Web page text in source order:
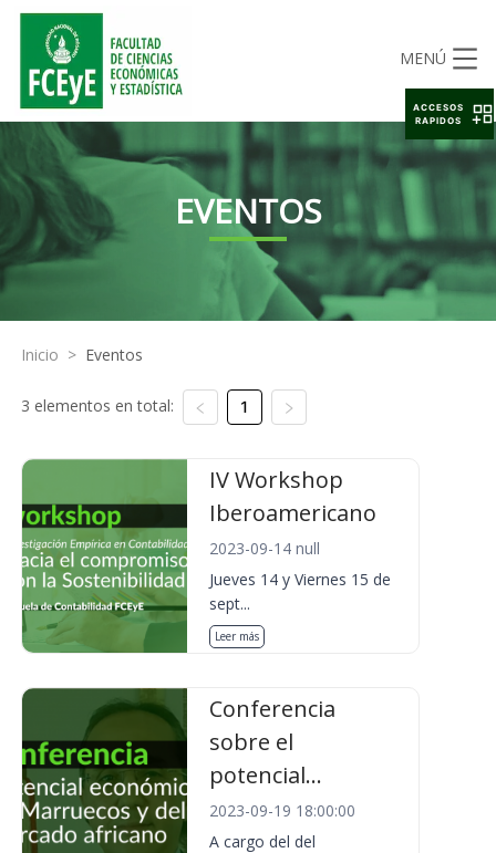
MENÚ
EVENTOS
Inicio > Eventos
3 elementos en total: 1
IV Workshop
Iberoamericano
2023-09-14 null
Jueves 14 y Viernes 15 de
sept...
Leer más
Conferencia
sobre el
potencial...
2023-09-19 18:00:00
A cargo del del
ACCESOS
RAPIDOS